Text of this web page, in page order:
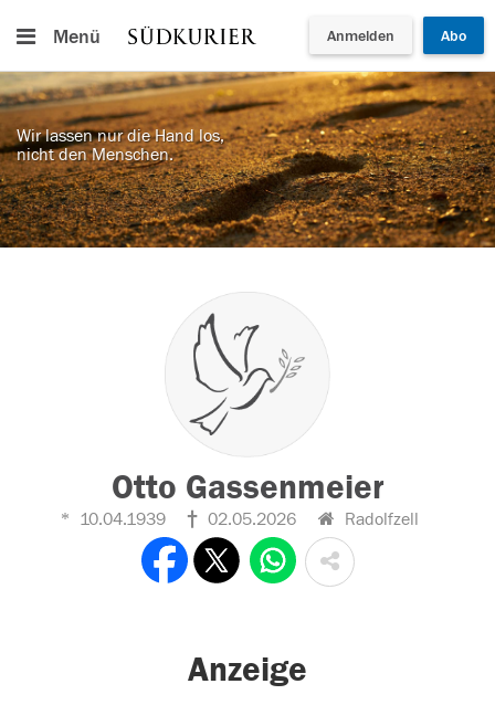
Menü Anmelden Abo
Wir lassen nur die Hand los,
nicht den Menschen.
Otto Gassenmeier
10.04.1939 02.05.2026 Radolfzell
Anzeige